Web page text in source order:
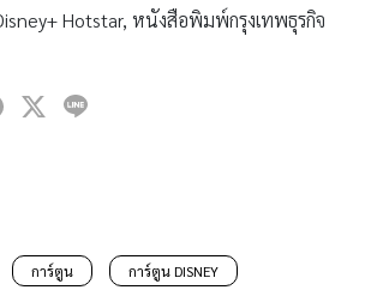
Hotstar, หนังสือพิมพ์กรุงเทพธุรกิจ
การ์ตูน การ์ตูน DISNEY